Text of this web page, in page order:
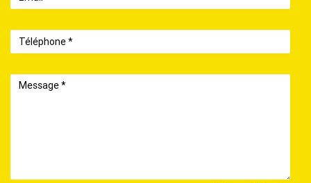
Téléphone
Message